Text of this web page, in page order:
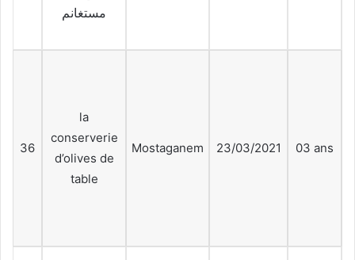
مستغانم
36
la
conserverie
d’olives de
table
Mostaganem 23/03/2021 03 ans